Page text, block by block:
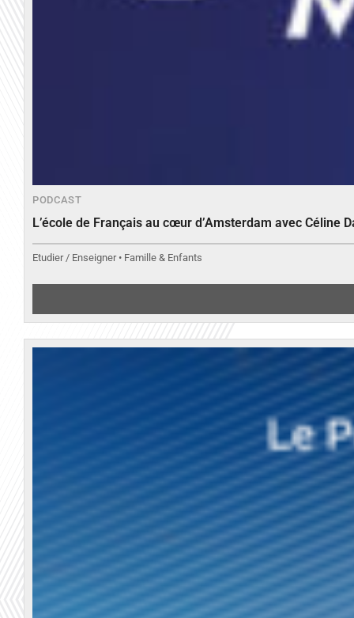
PODCAST
L’école de Français au cœur d’Amsterdam avec Céline
Etudier / Enseigner • Famille & Enfants